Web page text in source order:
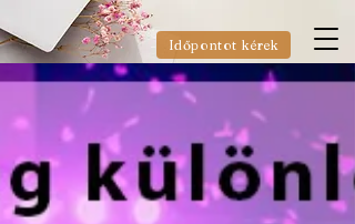
Időpontot kérek